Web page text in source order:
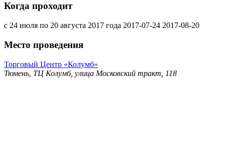
Когда проходит
с 24 июля по 20 августа 2017 года 2017-07-24 2017-08-20
Место проведения
Торговый Центр «Колумб»
Тюмень, ТЦ Колумб, улица Московский тракт, 118